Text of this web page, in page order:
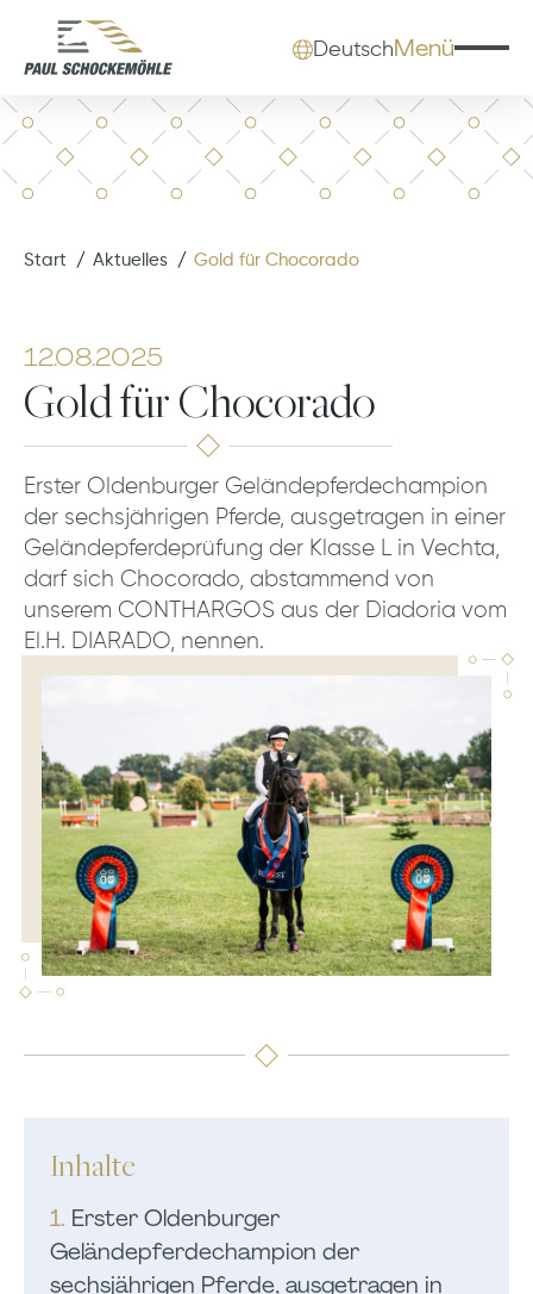
DeutschMenü
Start Aktuelles Gold für Chocorado
12.08.2025
Gold für Chocorado
Erster Oldenburger Geländepferdechampion
der sechsjährigen Pferde, ausgetragen in einer
Geländepferdeprüfung der Klasse L in Vechta,
darf sich Chocorado, abstammend von
unserem CONTHARGOS aus der Diadoria vom
El.H. DIARADO, nennen.
Inhalte
1. Erster Oldenburger
Geländepferdechampion der
sechsjährigen Pferde, ausgetragen in